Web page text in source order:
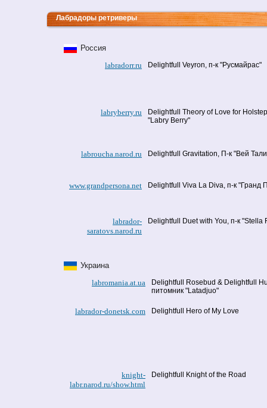
Лабрадоры ретриверы
Россия
labradorr.ru
Delightfull Veyron, п-к "Русмайрас"
labryberry.ru
Delightfull Theory of Love for
"Labry Berry"
labroucha.narod.ru Delightfull Gravitation, П-к "Вей
www.grandpersona.net Delightfull Viva La Diva, п-к "Гранд
labrador-
saratovs.narod.ru
Delightfull Duet with You, п-к "Stella
Украина
labromania.at.ua
Delightfull Rosebud & Delightfull
питомник "Latadjuo"
labrador-donetsk.com Delightfull Hero of My Love
knight-
labr.narod.ru/show.html
Delightfull Knight of the Road